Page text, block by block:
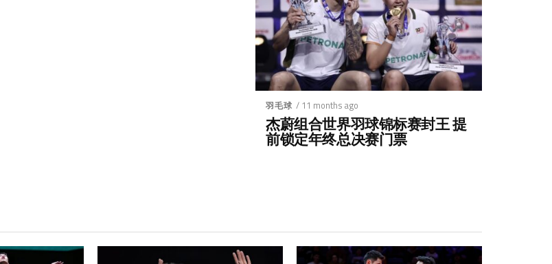
羽毛球 / 11 months ago
杰蔚组合世界羽球锦标赛封王 提
前锁定年终总决赛门票